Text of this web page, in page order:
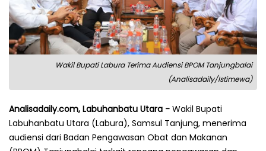
Wakil Bupati Labura Terima Audiensi BPOM Tanjungbalai
(Analisadaily/Istimewa)
Analisadaily.com, Labuhanbatu Utara - Wakil Bupati
Labuhanbatu Utara (Labura), Samsul Tanjung, menerima
audiensi dari Badan Pengawasan Obat dan Makanan